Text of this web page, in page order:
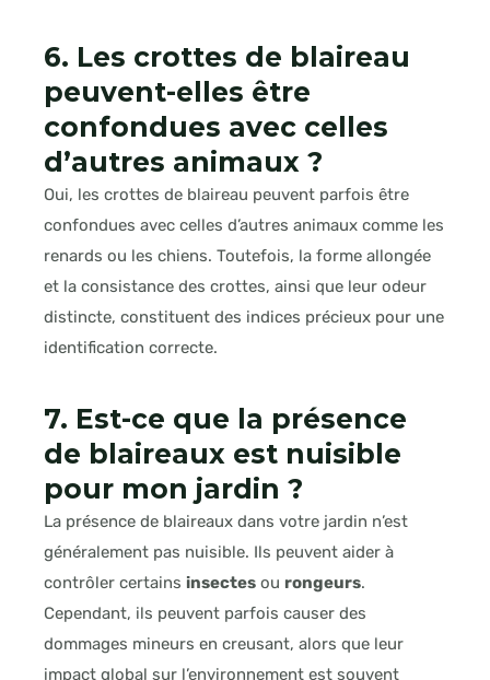
6. Les crottes de blaireau
peuvent-elles être
confondues avec celles
d’autres animaux ?
Oui, les crottes de blaireau peuvent parfois être
confondues avec celles d’autres animaux comme les
renards ou les chiens. Toutefois, la forme allongée
et la consistance des crottes, ainsi que leur odeur
distincte, constituent des indices précieux pour une
identification correcte.
7. Est-ce que la présence
de blaireaux est nuisible
pour mon jardin ?
La présence de blaireaux dans votre jardin n’est
généralement pas nuisible. Ils peuvent aider à
contrôler certains insectes ou rongeurs.
Cependant, ils peuvent parfois causer des
dommages mineurs en creusant, alors que leur
impact global sur l’environnement est souvent